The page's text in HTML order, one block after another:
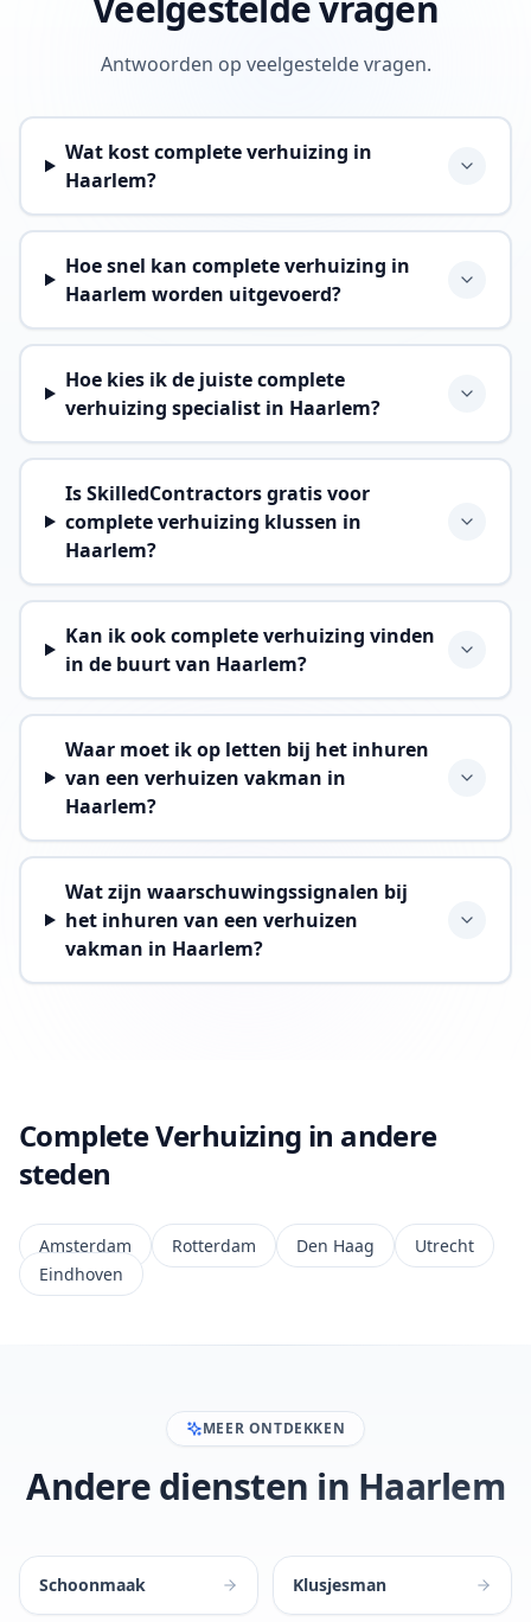
Antwoorden op veelgestelde vragen.
Wat kost complete verhuizing in
Haarlem?
Hoe snel kan complete verhuizing in
Haarlem worden uitgevoerd?
Hoe kies ik de juiste complete
verhuizing specialist in Haarlem?
Is SkilledContractors gratis voor
complete verhuizing klussen in
Haarlem?
Kan ik ook complete verhuizing vinden
in de buurt van Haarlem?
Waar moet ik op letten bij het inhuren
van een verhuizen vakman in
Haarlem?
Wat zijn waarschuwingssignalen bij
het inhuren van een verhuizen
vakman in Haarlem?
Complete Verhuizing in andere
steden
Amsterdam Rotterdam Den Haag
Utrecht
Eindhoven
MEER ONTDEKKEN
Andere diensten in Haarlem
Schoonmaak Klusjesman